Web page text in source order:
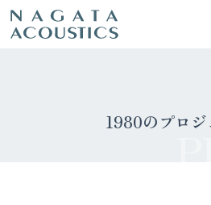
1980のプロジ